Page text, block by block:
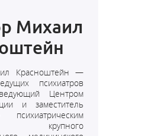
Михаил
Красноштейн —
психиатров
Центром
и заместитель
психиатрическим
крупного